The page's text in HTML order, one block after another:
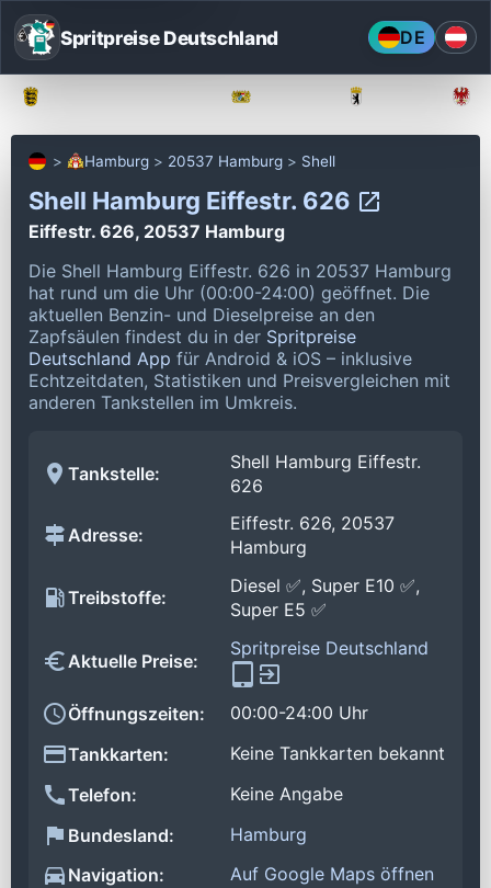
Spritpreise Deutschland DE
Hamburg 20537 Hamburg Shell
Shell Hamburg Eiffestr. 626
Eiffestr. 626, 20537 Hamburg
Die Shell Hamburg Eiffestr. 626 in 20537 Hamburg
hat rund um die Uhr (00:00-24:00) geöffnet. Die
aktuellen Benzin- und Dieselpreise an den
Zapfsäulen findest du in der Spritpreise
Deutschland App für Android & iOS – inklusive
Echtzeitdaten, Statistiken und Preisvergleichen mit
anderen Tankstellen im Umkreis.
Tankstelle:
Shell Hamburg Eiffestr.
626
Adresse:
Eiffestr. 626, 20537
Hamburg
Treibstoffe:
Diesel ✅, Super E10 ✅,
Super E5 ✅
Aktuelle Preise:
Spritpreise Deutschland
Öffnungszeiten:
00:00-24:00 Uhr
Tankkarten:
Keine Tankkarten bekannt
Telefon:
Keine Angabe
Bundesland:
Hamburg
Navigation:
Auf Google Maps öffnen